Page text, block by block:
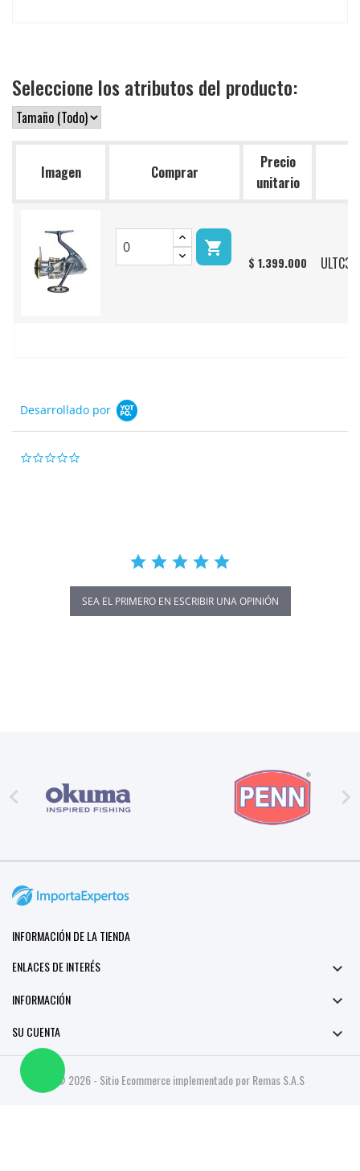
Seleccione los atributos del producto:
Imagen Comprar
Precio
unitario

$ 1.399.000
Desarrollado por
SEA EL PRIMERO EN ESCRIBIR UNA OPINIÓN
 
INFORMACIÓN DE LA TIENDA
ENLACES DE INTERÉS

INFORMACIÓN 
SU CUENTA 
© 2026 - Sitio Ecommerce implementado por Remas S.A.S